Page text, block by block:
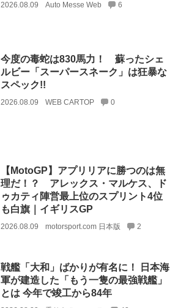
2026.08.09 Auto Messe Web 6
今度の毒蛇は830馬力！ 蘇ったシェ
ルビー「スーパースネーク」は狂暴な
スペック!!
2026.08.09 WEB CARTOP 0
【MotoGP】アプリリアに勝つのは無
理だ！？ アレックス・マルケス、ド
ゥカティ陣営最上位のスプリント4位
も白旗｜イギリスGP
2026.08.09 motorsport.com 日本版 2
戦艦「大和」ばかりが有名に！ 日本海
軍が建造した「もう一隻の最強戦艦」
とは 今年で竣工から84年